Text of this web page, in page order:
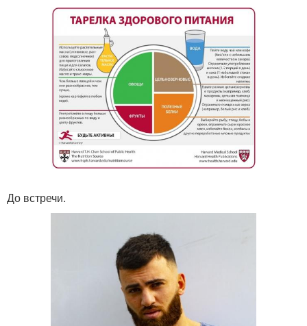
До встречи.